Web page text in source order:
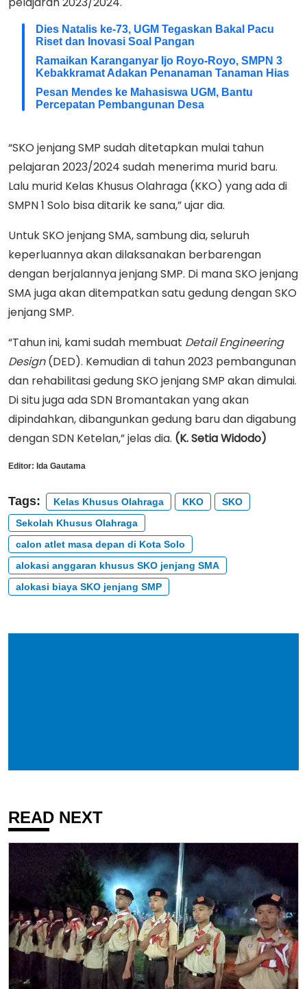
Dies Natalis ke-73, UGM Tegaskan Bakal Pacu
Riset dan Inovasi Soal Pangan
Ramaikan Karanganyar Ijo Royo-Royo, SMPN 3
Kebakkramat Adakan Penanaman Tanaman Hias
Pesan Mendes ke Mahasiswa UGM, Bantu
Percepatan Pembangunan Desa
“SKO jenjang SMP sudah ditetapkan mulai tahun
pelajaran 2023/2024 sudah menerima murid baru.
Lalu murid Kelas Khusus Olahraga (KKO) yang ada di
SMPN 1 Solo bisa ditarik ke sana,” ujar dia.
Untuk SKO jenjang SMA, sambung dia, seluruh
keperluannya akan dilaksanakan berbarengan
dengan berjalannya jenjang SMP. Di mana SKO jenjang
SMA juga akan ditempatkan satu gedung dengan SKO
jenjang SMP.
“Tahun ini, kami sudah membuat Detail Engineering
Design(DED). Kemudian di tahun 2023 pembangunan
dan rehabilitasi gedung SKO jenjang SMP akan dimulai.
Di situ juga ada SDN Bromantakan yang akan
dipindahkan, dibangunkan gedung baru dan digabung
dengan SDN Ketelan,” jelas dia. (K. Setia Widodo)
Editor: Ida Gautama
Tags: Kelas Khusus Olahraga KKO
SKO
Sekolah Khusus Olahraga
calon atlet masa depan di Kota Solo
alokasi anggaran khusus SKO jenjang SMA
alokasi biaya SKO jenjang SMP
READ NEXT